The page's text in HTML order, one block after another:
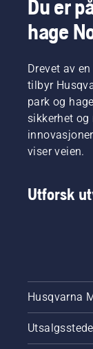
hekker?
hovedformålet
hekken?
Les mer
nedenfor
om hva
du bør
når du
hekksaks.
Du er
hage
Drevet av
tilbyr
park og
sikkerhet
viser veien.
Utforsk
Husqvarna